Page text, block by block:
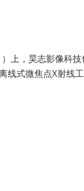
上，昊志影像科
线式微焦点X射线